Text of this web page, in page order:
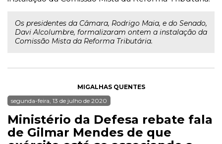
Os presidentes da Câmara, Rodrigo Maia, e do Senado,
Davi Alcolumbre, formalizaram ontem a instalação da
Comissão Mista da Reforma Tributária.
MIGALHAS QUENTES
segunda-feira, 13 de julho de 2020
Ministério da Defesa rebate fala
de Gilmar Mendes de que